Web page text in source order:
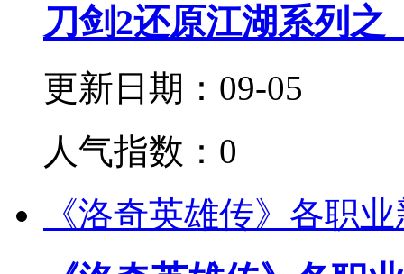
刀剑2还原江湖系列之
更新日期：09-05
人气指数：0
《洛奇英雄传》各职